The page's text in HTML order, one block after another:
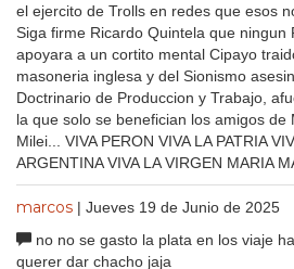
el ejercito de Trolls en redes que esos
Siga firme Ricardo Quintela que ningun
apoyara a un cortito mental Cipayo
masoneria inglesa y del Sionismo
Doctrinario de Produccion y Trabajo,
la que solo se benefician los amigos de
Milei... VIVA PERON VIVA LA PATRIA
ARGENTINA VIVA LA VIRGEN MARIA
marcos | Jueves 19 de Junio de 2025
no no se gasto la plata en los viaje
querer dar chacho jaja